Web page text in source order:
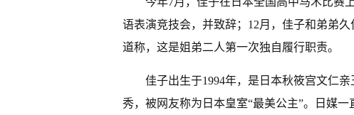
语表演竞技会，并致辞；12月，佳子和弟弟
道称，这是姐弟二人第一次独自履行职责。
佳子出生于1994年，是日本秋筱宫文仁
秀，被网友称为日本皇室“最美公主”。日媒